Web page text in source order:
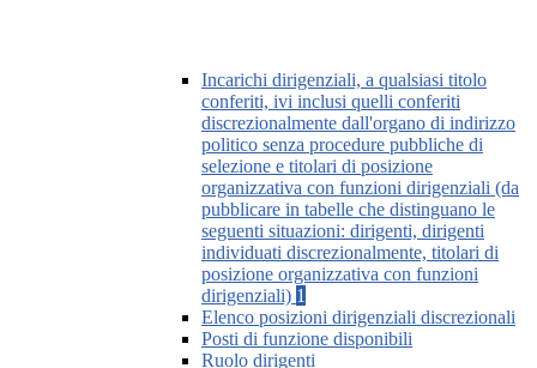
Incarichi dirigenziali, a qualsiasi titolo
conferiti, ivi inclusi quelli conferiti
discrezionalmente dall'organo di indirizzo
politico senza procedure pubbliche di
selezione e titolari di posizione
organizzativa con funzioni dirigenziali (da
pubblicare in tabelle che distinguano le
seguenti situazioni: dirigenti, dirigenti
individuati discrezionalmente, titolari di
posizione organizzativa con funzioni
dirigenziali) 1
Elenco posizioni dirigenziali discrezionali
Posti di funzione disponibili
Ruolo dirigenti